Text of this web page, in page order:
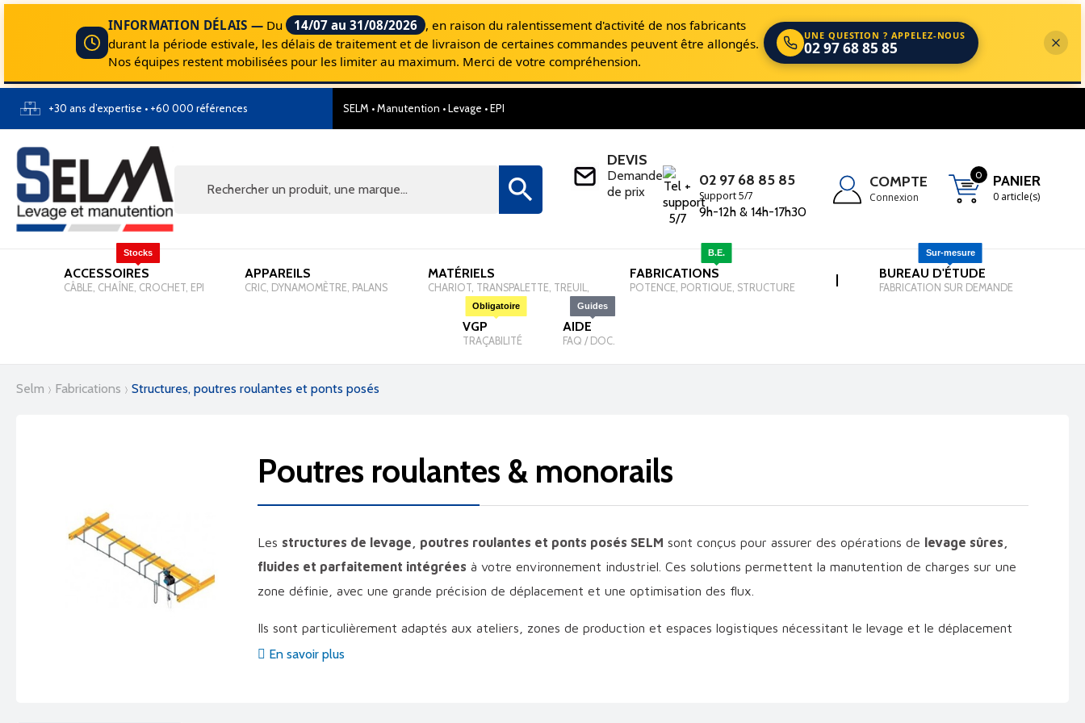
INFORMATION DÉLAIS — Du 14/07 au 31/08/2026 , en raison du ralentissement d'activité de nos fabricants
durant la période estivale, les délais de traitement et de livraison de certaines commandes peuvent être allongés.
Nos équipes restent mobilisées pour les limiter au maximum. Merci de votre compréhension.
UNE QUESTION ? APPELEZ-NOUS
02 97 68 85 85
+30 ans d’expertise • +60 000 références SELM • Manutention • Levage • EPI

DEVIS
Demande
de prix
02 97 68 85 85
Support 5/7
9h-12h & 14h-17h30
COMPTE
Connexion
PANIER
0 article(s)
0
ACCESSOIRES
Stocks
CÂBLE, CHAÎNE, CROCHET, EPI
APPAREILS
CRIC, DYNAMOMÈTRE, PALANS
MATÉRIELS
CHARIOT, TRANSPALETTE, TREUIL,
FABRICATIONS
B.E.
POTENCE, PORTIQUE, STRUCTURE
| BUREAU D'ÉTUDE
Sur-mesure
FABRICATION SUR DEMANDE
VGP
Obligatoire
TRAÇABILITÉ
AIDE
Guides
FAQ / DOC.
selm fabrications structures, poutres roulantes et ponts posés
poutres roulantes & monorails
Les structures de levage, poutres roulantes et ponts posés SELM sont conçus pour assurer des opérations de levage sûres,
fluides et parfaitement intégrées à votre environnement industriel. Ces solutions permettent la manutention de charges sur une
zone définie, avec une grande précision de déplacement et une optimisation des flux.
Ils sont particulièrement adaptés aux ateliers, zones de production et espaces logistiques nécessitant le levage et le déplacement
decharges industrielles, équipements lourds ou ensembles mécaniques
En savoir plus